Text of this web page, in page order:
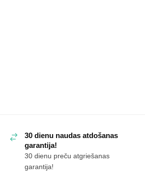
Black
daudzums
30 dienu naudas atdošanas
garantija!
30 dienu preču atgriešanas
garantija!